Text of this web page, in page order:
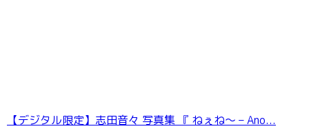
【デジタル限定】志田音々 写真集 『 ねぇね〜 – Ano...